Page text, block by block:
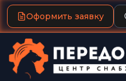
Оформить заявку